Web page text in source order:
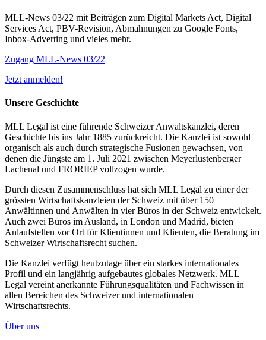
MLL-News 03/22 mit Beiträgen zum Digital Markets Act, Digital
Services Act, PBV-Revision, Abmahnungen zu Google Fonts,
Inbox-Adverting und vieles mehr.
Zugang MLL-News 03/22
Jetzt anmelden!
Unsere Geschichte
MLL Legal ist eine führende Schweizer Anwaltskanzlei, deren
Geschichte bis ins Jahr 1885 zurückreicht. Die Kanzlei ist sowohl
organisch als auch durch strategische Fusionen gewachsen, von
denen die Jüngste am 1. Juli 2021 zwischen Meyerlustenberger
Lachenal und FRORIEP vollzogen wurde.
Durch diesen Zusammenschluss hat sich MLL Legal zu einer der
grössten Wirtschaftskanzleien der Schweiz mit über 150
Anwältinnen und Anwälten in vier Büros in der Schweiz entwickelt.
Auch zwei Büros im Ausland, in London und Madrid, bieten
Anlaufstellen vor Ort für Klientinnen und Klienten, die Beratung im
Schweizer Wirtschaftsrecht suchen.
Die Kanzlei verfügt heutzutage über ein starkes internationales
Profil und ein langjährig aufgebautes globales Netzwerk. MLL
Legal vereint anerkannte Führungsqualitäten und Fachwissen in
allen Bereichen des Schweizer und internationalen
Wirtschaftsrechts.
Über uns